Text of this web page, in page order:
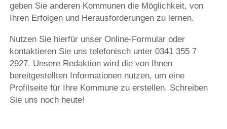
geben Sie anderen Kommunen die Möglichkeit, von
Ihren Erfolgen und Herausforderungen zu lernen.
Nutzen Sie hierfür unser Online-Formular oder
kontaktieren Sie uns telefonisch unter 0341 355 7
2927. Unsere Redaktion wird die von Ihnen
bereitgestellten Informationen nutzen, um eine
Profilseite für Ihre Kommune zu erstellen. Schreiben
Sie uns noch heute!